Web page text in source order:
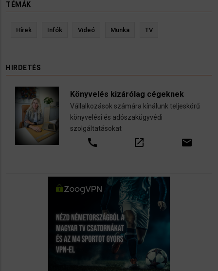
TÉMÁK
Hírek Infók Videó Munka TV
HIRDETÉS
Könyvelés kizárólag cégeknek
Vállalkozások számára kínálunk teljeskörű
könyvelési és adószakügyvédi
szolgáltatásokat
call open_in_new email